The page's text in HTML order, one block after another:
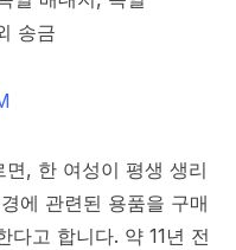
, 한 여성이 평생 생리
에 관련된 용품을 구매
고 합니다. 약 11년 전